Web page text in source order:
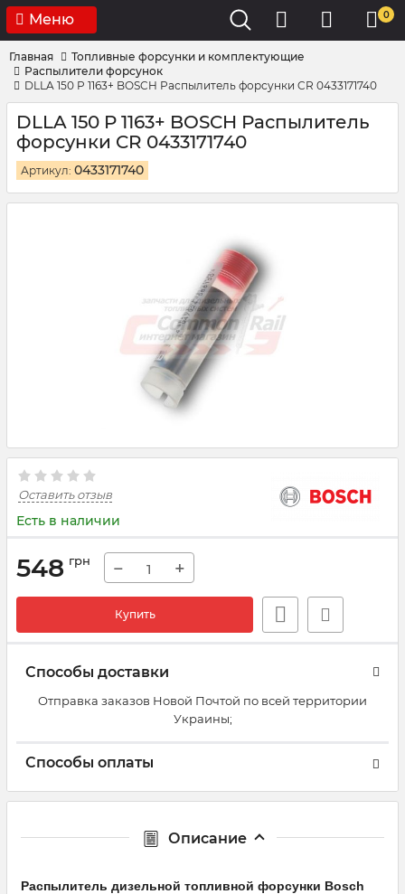
Меню 0
Главная
Топливные форсунки и комплектующие
Распылители форсунок
DLLA 150 P 1163+ BOSCH Распылитель форсунки CR 0433171740
DLLA 150 P 1163+ BOSCH Распылитель
форсунки CR 0433171740
Артикул: 0433171740
Оставить отзыв
Есть в наличии
548 грн − +
Купить
Способы доставки
Отправка заказов Новой Почтой по всей территории
Украины;
Способы оплаты
Описание
Распылитель дизельной топливной форсунки Bosсh